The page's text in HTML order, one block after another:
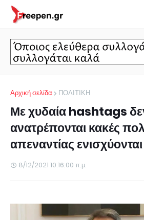
Αρχική σελίδα ΠΟΛΙΤΙΚΗ
Με χυδαία hashtags
ανατρέπονται κακές
απεναντίας ενισχύονται
8/12/2021 10:16:00 π.μ.